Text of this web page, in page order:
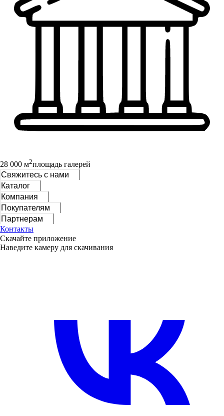
28 000 м2площадь галерей
Свяжитесь с нами
Каталог
Компания
Покупателям
Партнерам
Контакты
Скачайте приложение
Наведите камеру для скачивания